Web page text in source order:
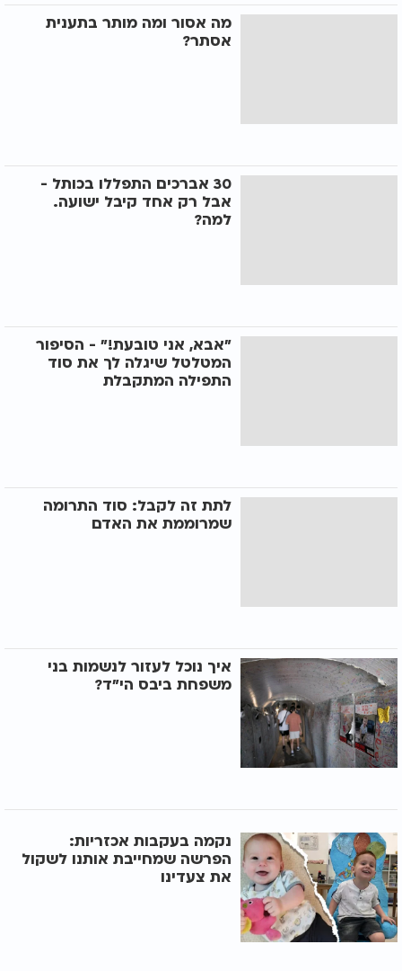
מה אסור ומה מותר בתענית
אסתר?
30 אברכים התפללו בכותל -
אבל רק אחד קיבל ישועה.
למה?
"אבא, אני טובעת!" - הסיפור
המטלטל שיגלה לך את סוד
התפילה המתקבלת
לתת זה לקבל: סוד התרומה
שמרוממת את האדם
איך נוכל לעזור לנשמות בני
משפחת ביבס הי"ד?
נקמה בעקבות אכזריות:
הפרשה שמחייבת אותנו לשקול
את צעדינו